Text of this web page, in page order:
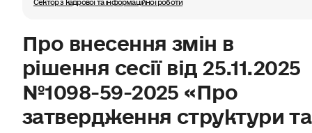
Про внесення змін в
рішення сесії від 25.11.2025
№1098-59-2025 «Про
затвердження структури та